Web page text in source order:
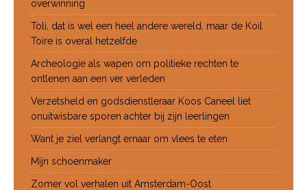
overwinning
Toli, dat is wel een heel andere wereld, maar de Koil
Toire is overal hetzelfde
Archeologie als wapen om politieke rechten te
ontlenen aan een ver verleden
Verzetsheld en godsdienstleraar Koos Caneel liet
onuitwisbare sporen achter bij zijn leerlingen
Want je ziel verlangt ernaar om vlees te eten
Mijn schoenmaker
Zomer vol verhalen uit Amsterdam-Oost